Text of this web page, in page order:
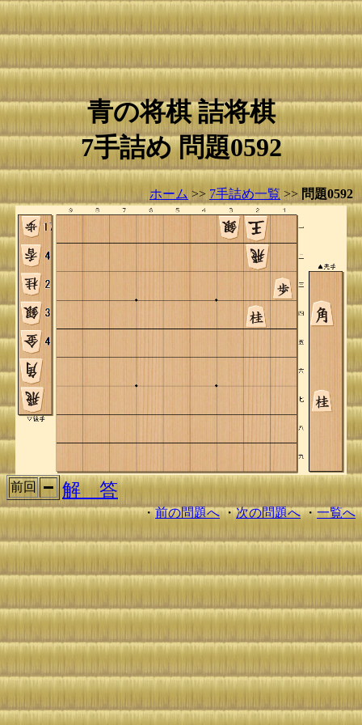
青の将棋 詰将棋
7手詰め 問題0592
ホーム >> 7手詰め一覧 >> 問題0592
前回 解 答
・前の問題へ・次の問題へ・一覧へ